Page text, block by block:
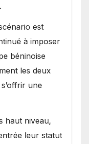
est
à imposer
béninoise
les deux
une
haut niveau,
leur statut